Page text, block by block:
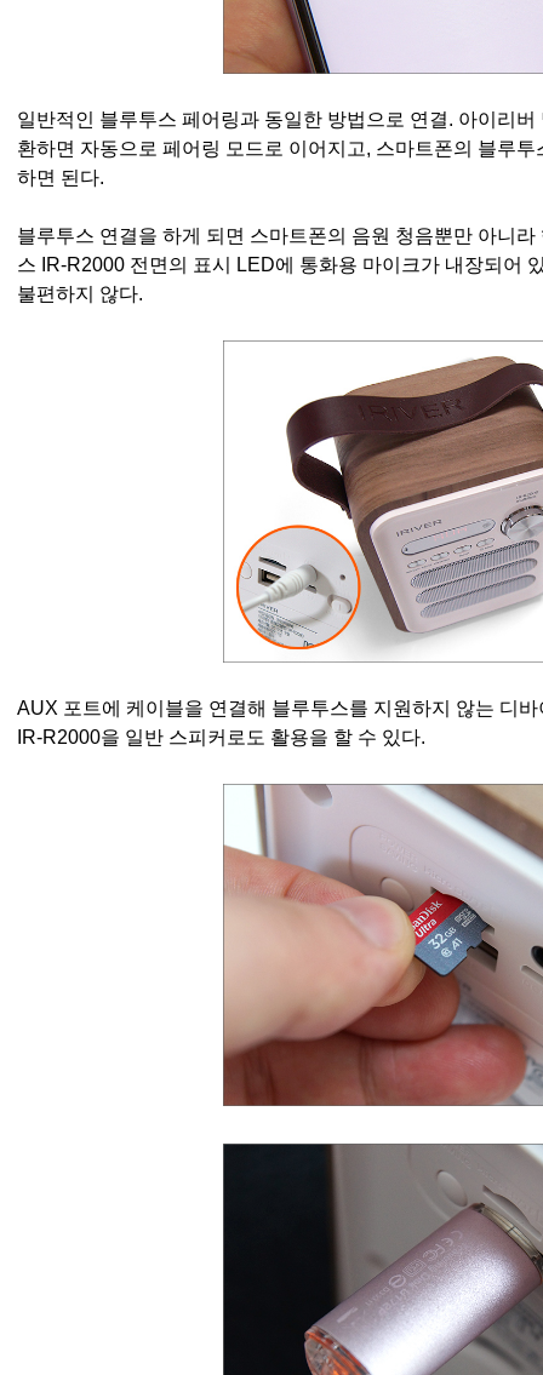
일반적인 블루투스 페어링과 동일한 방법으로 연결. 아이리
환하면 자동으로 페어링 모드로 이어지고, 스마트폰의 블루
하면 된다.
블루투스 연결을 하게 되면 스마트폰의 음원 청음뿐만 아니
스 IR-R2000 전면의 표시 LED에 통화용 마이크가 내장되어
불편하지 않다.
AUX 포트에 케이블을 연결해 블루투스를 지원하지 않는 디
IR-R2000을 일반 스피커로도 활용을 할 수 있다.